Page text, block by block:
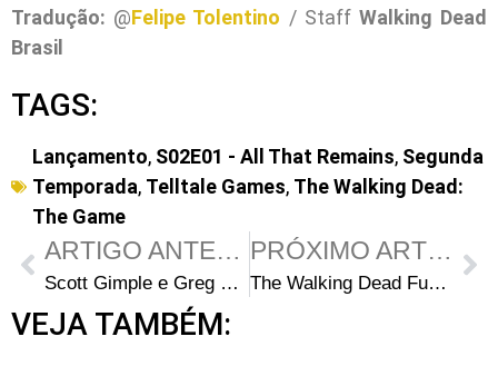
Tradução: @Felipe Tolentino / Staff Walking Dead
Brasil
TAGS:
Lançamento, S02E01 - All That Remains, Segunda
Temporada, Telltale Games, The Walking Dead:
The Game
ARTIGO ANTERIOR
Scott Gimple e Greg Nicotero falam sobre as mortes no midseason finale e sobre o que vem a seguir
PRÓXIMO ARTIGO
The Walking Dead Funko POP Série 4 – Fotos e primeiras informações
VEJA TAMBÉM: